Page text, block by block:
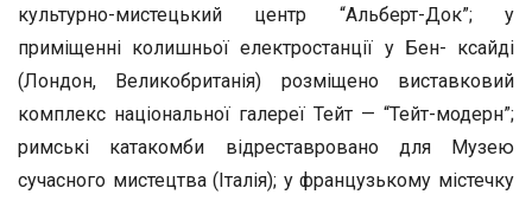
культурно-мистецький центр “Альберт-Док”; у
приміщенні колишньої електростанції у Бен- ксайді
(Лондон, Великобританія) розміщено виставковий
комплекс національної галереї Тейт — “Тейт-модерн”;
римські катакомби відреставровано для Музею
сучасного мистецтва (Італія); у французькому містечку